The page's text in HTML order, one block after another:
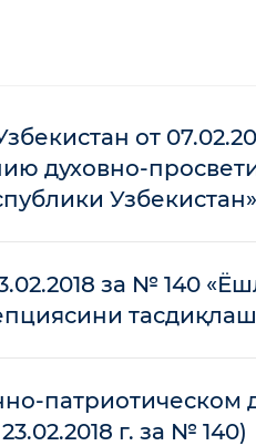
от
духовно-
Узбекистан»
за № 140
тасдиқлаш
патриотическом
г. за № 140)